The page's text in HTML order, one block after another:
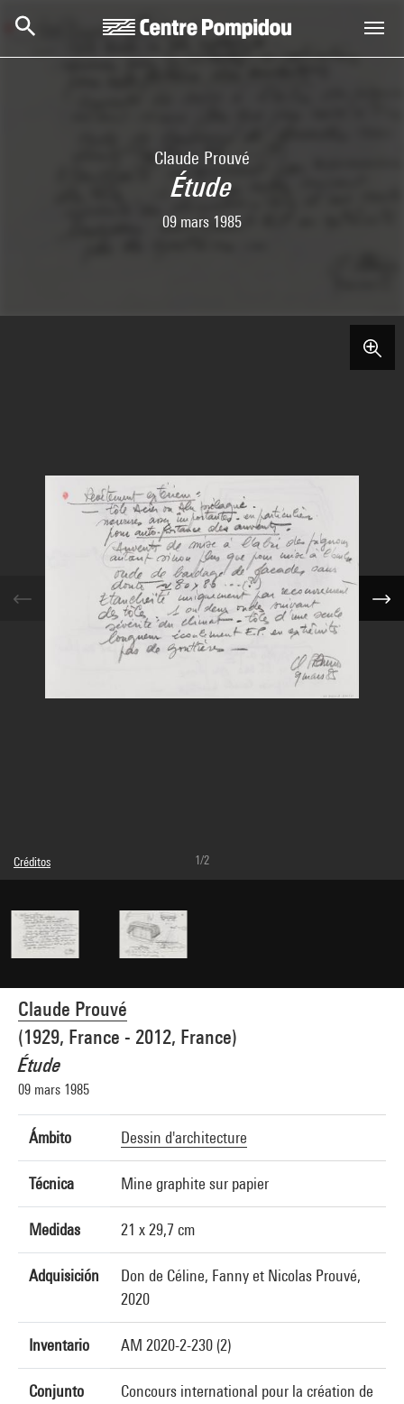
Claude Prouvé
Étude
09 mars 1985
Claude Prouvé
(1929, France - 2012, France)
Étude
09 mars 1985
Ámbito Dessin d'architecture
Técnica Mine graphite sur papier
Medidas 21 x 29,7 cm
Adquisición
Don de Céline, Fanny et Nicolas Prouvé,
2020
Inventario AM 2020-2-230 (2)
Conjunto
Concours international pour la création de
Créditos
Leyenda : Verso
Créditos fotográficos : Centre Pompidou, MNAM-CCI/Cecilia Laulanne/Dist.
GrandPalaisRmn
Referencia de la imagen : 4Y20204
1/2